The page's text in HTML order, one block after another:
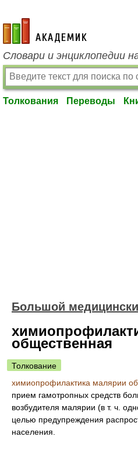
academic.ru
Словари и энциклопедии
Толкования Переводы
Большой
общественная
Толкование
химиопрофилактика малярии
прием гамотропных средств
возбудителя малярии (в т. ч.
целью предупреждения
населения.